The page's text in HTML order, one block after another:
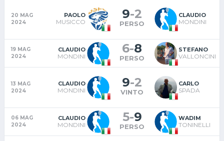
20 MAG
2024
PAOLO
MUSICCO
9-2
PERSO
CLAUDIO
MONDINI
19 MAG
2024
CLAUDIO
MONDINI
6-8
PERSO
STEFANO
VALLONCINI
13 MAG
2024
CLAUDIO
MONDINI
9-2
VINTO
CARLO
SPADA
06 MAG
2024
CLAUDIO
MONDINI
5-9
PERSO
WADIM
TONINELLI